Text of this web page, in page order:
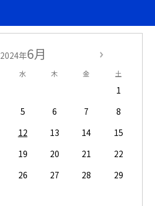
2024年6月
水 木 金 土
1
5 6 7
8
12 13 14
15
19 20 21
22
26 27 28
29